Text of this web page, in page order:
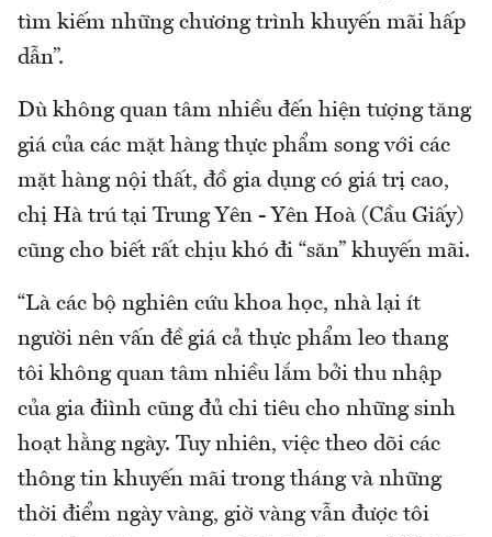
tìm kiếm những chương trình khuyến mãi hấp
dẫn”.
Dù không quan tâm nhiều đến hiện tượng tăng
giá của các mặt hàng thực phẩm song với các
mặt hàng nội thất, đồ gia dụng có giá trị cao,
chị Hà trú tại Trung Yên - Yên Hoà (Cầu Giấy)
cũng cho biết rất chịu khó đi “săn” khuyến mãi.
“Là các bộ nghiên cứu khoa học, nhà lại ít
người nên vấn đề giá cả thực phẩm leo thang
tôi không quan tâm nhiều lắm bởi thu nhập
của gia điình cũng đủ chi tiêu cho những sinh
hoạt hằng ngày. Tuy nhiên, việc theo dõi các
thông tin khuyến mãi trong tháng và những
thời điểm ngày vàng, giờ vàng vẫn được tôi